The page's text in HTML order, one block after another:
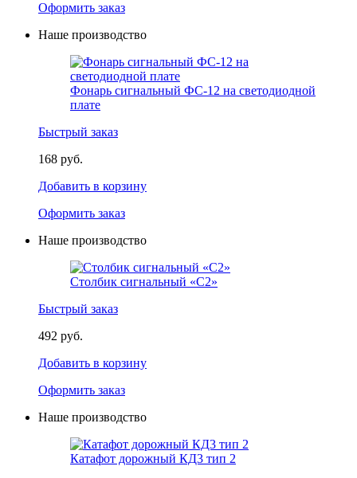
Оформить заказ
Наше производство
Фонарь сигнальный ФС-12 на светодиодной
плате
Быстрый заказ
168 руб.
Добавить в корзину
Оформить заказ
Наше производство
Столбик сигнальный «С2»
Быстрый заказ
492 руб.
Добавить в корзину
Оформить заказ
Наше производство
Катафот дорожный КД3 тип 2